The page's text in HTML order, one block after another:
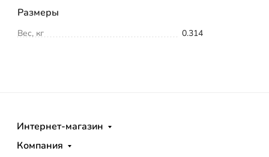
Размеры
Вес, кг 0.314
Интернет-магазин
Компания